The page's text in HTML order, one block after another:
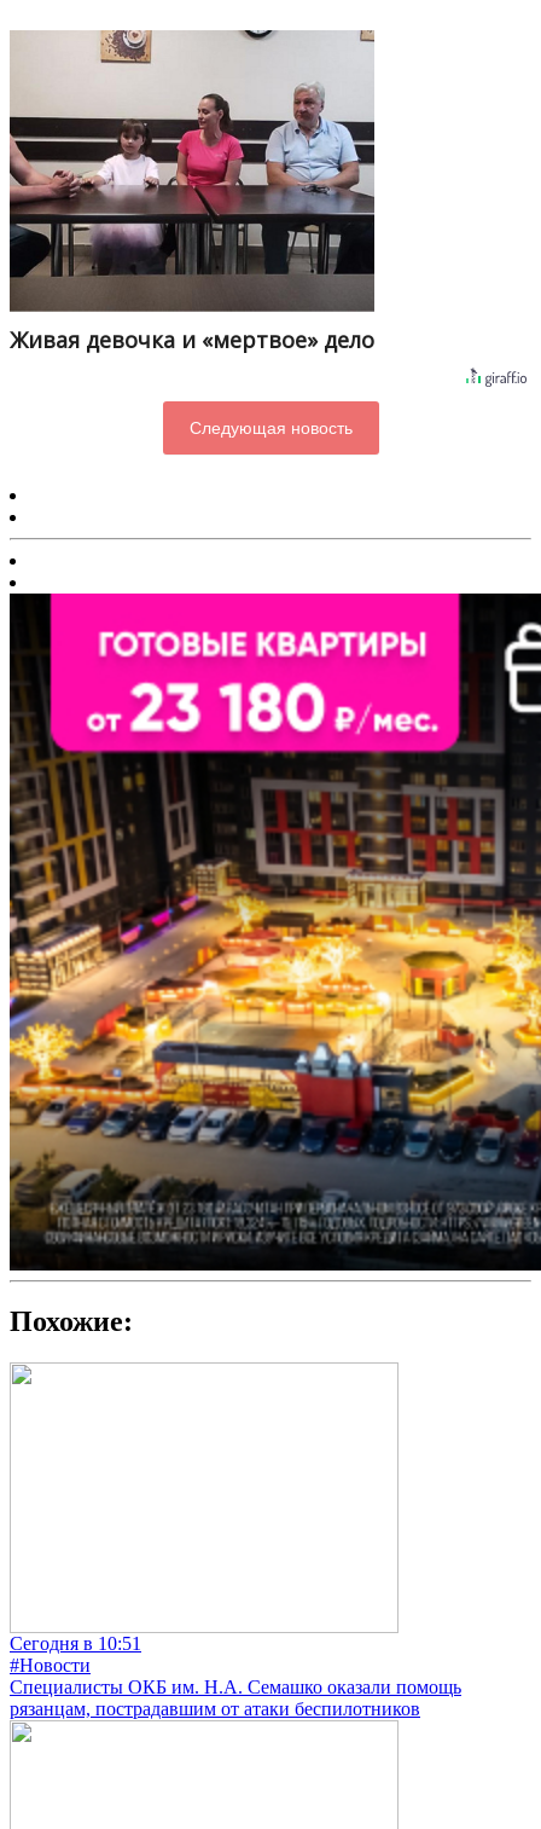
Живая девочка и «мертвое» дело
Следующая новость
Похожие:
Сегодня в 10:51
#Новости
Специалисты ОКБ им. Н.А. Семашко оказали помощь
рязанцам, пострадавшим от атаки беспилотников